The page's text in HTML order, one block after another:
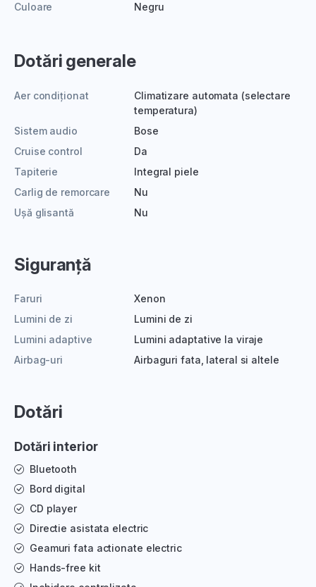
Culoare
Negru
Dotări generale
Aer condiționat
Climatizare automata (selectare
temperatura)
Sistem audio
Bose
Cruise control
Da
Tapiterie
Integral piele
Carlig de remorcare
Nu
Ușă glisantă
Nu
Siguranță
Faruri
Xenon
Lumini de zi
Lumini de zi
Lumini adaptive
Lumini adaptative la viraje
Airbag-uri
Airbaguri fata, lateral si altele
Dotări
Dotări interior
Bluetooth
Bord digital
CD player
Directie asistata electric
Geamuri fata actionate electric
Hands-free kit